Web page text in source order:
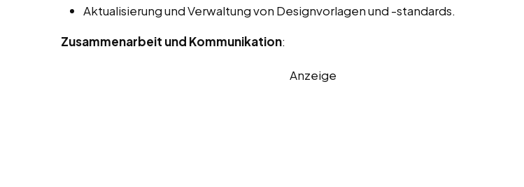
Aktualisierung und Verwaltung von Designvorlagen und -standards.
Zusammenarbeit und Kommunikation:
Anzeige